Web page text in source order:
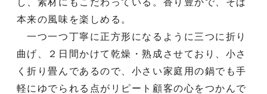
本来の風味を楽しめる。
一つ一つ丁寧に正方形になるように三つに折り
曲げ、２日間かけて乾燥・熟成させており、小さ
く折り畳んであるので、小さい家庭用の鍋でも手
軽にゆでられる点がリピート顧客の心をつかんで